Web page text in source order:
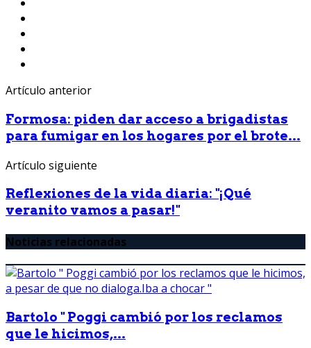
Artículo anterior
Formosa: piden dar acceso a brigadistas
para fumigar en los hogares por el brote...
Artículo siguiente
Reflexiones de la vida diaria: "¡Qué
veranito vamos a pasar!"
Noticias relacionadas
Bartolo " Poggi cambió por los reclamos
que le hicimos,...